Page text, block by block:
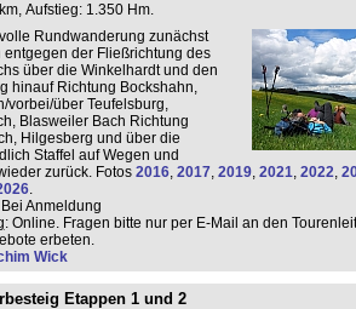
Aufstieg: 1.350 Hm.
Rundwanderung zunächst
entgegen der Fließrichtung des
über die Winkelhardt und den
hinauf Richtung Bockshahn,
vorbei/über Teufelsburg,
Blasweiler Bach Richtung
Hilgesberg und über die
Staffel auf Wegen und
zurück. Fotos 2016, 2017, 2019, 2021, 2022,
.
Anmeldung
: Online. Fragen bitte nur per E-Mail an den
erbeten.
Wick
Etappen 1 und 2